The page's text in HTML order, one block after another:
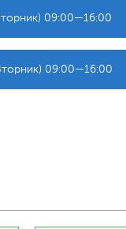
09:00—16:00
09:00—16:00